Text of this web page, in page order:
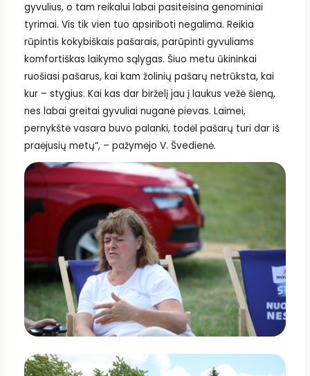
gyvulius, o tam reikalui labai pasiteisina genominiai
tyrimai. Vis tik vien tuo apsiriboti negalima. Reikia
rūpintis kokybiškais pašarais, parūpinti gyvuliams
komfortiškas laikymo sąlygas. Šiuo metu ūkininkai
ruošiasi pašarus, kai kam žolinių pašarų netrūksta, kai
kur – stygius. Kai kas dar birželį jau į laukus vežė šieną,
nes labai greitai gyvuliai nuganė pievas. Laimei,
pernykštė vasara buvo palanki, todėl pašarų turi dar iš
praėjusių metų“, – pažymėjo V. Švedienė.